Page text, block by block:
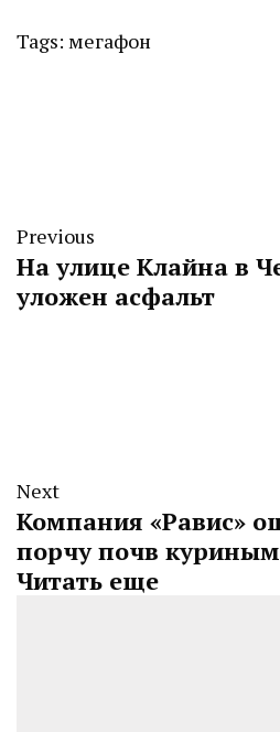
Tags: мегафон
Previous
На улице Клайна в
уложен асфальт
Next
Компания «Равис»
порчу почв
Читать еще